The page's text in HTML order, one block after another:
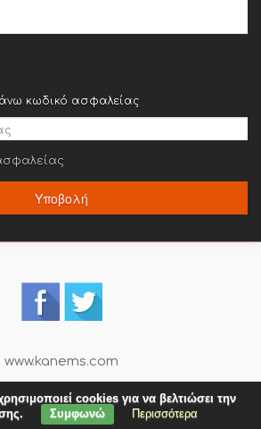
κωδικό ασφαλείας
Υποβολή
cookies για να βελτιώσει την
Συμφωνώ Περισσότερα
www.kanems.com